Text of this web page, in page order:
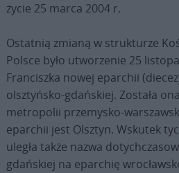
życie 25 marca 2004 r.
Ostatnią zmianą w strukturze
Polsce było utworzenie 25
Franciszka nowej eparchii
olsztyńsko-gdańskiej. Została
metropolii przemysko-
eparchii jest Olsztyn. Wskutek
uległa także nazwa
gdańskiej na eparchię